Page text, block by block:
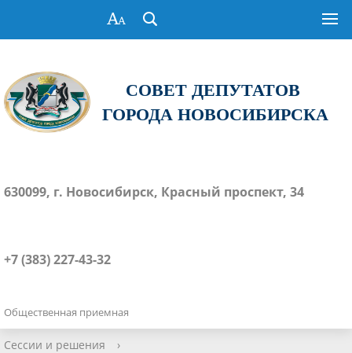
СОВЕТ ДЕПУТАТОВ
ГОРОДА НОВОСИБИРСКА
630099, г. Новосибирск, Красный проспект, 34
+7 (383) 227-43-32
Общественная приемная
Сессии и решения
›